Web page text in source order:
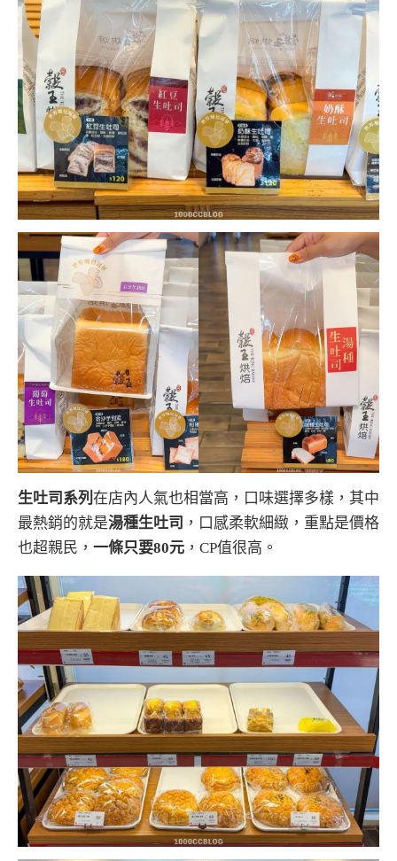
生吐司系列 在店內人氣也相當高，口味選擇多樣，其中
最熱銷的就是湯種生吐司 ，口感柔軟細緻，重點是價格
也超親民， 一條只要80元 ，CP值很高。